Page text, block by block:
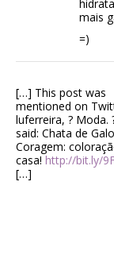
mais
=)
[…] This post was
mentioned on
luferreira, ? Moda.
said: Chata de
Coragem:
casa! http://bit.ly/
[…]